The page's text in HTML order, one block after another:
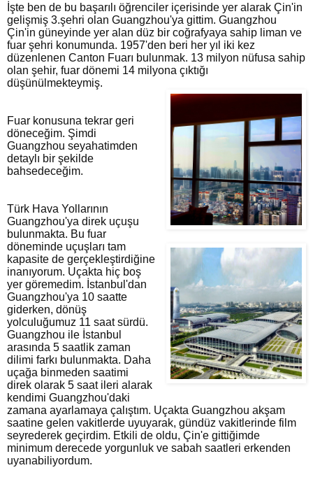
İşte ben de bu başarılı öğrenciler içerisinde yer alarak Çin'in
gelişmiş 3.şehri olan Guangzhou'ya gittim. Guangzhou
Çin'in güneyinde yer alan düz bir coğrafyaya sahip liman ve
fuar şehri konumunda. 1957'den beri her yıl iki kez
düzenlenen Canton Fuarı bulunmak. 13 milyon nüfusa sahip
olan şehir, fuar dönemi 14 milyona çıktığı
düşünülmekteymiş.
Fuar konusuna tekrar geri
döneceğim. Şimdi
Guangzhou seyahatimden
detaylı bir şekilde
bahsedeceğim.
Türk Hava Yollarının
Guangzhou'ya direk uçuşu
bulunmakta. Bu fuar
döneminde uçuşları tam
kapasite de gerçekleştirdiğine
inanıyorum. Uçakta hiç boş
yer göremedim. İstanbul'dan
Guangzhou'ya 10 saatte
giderken, dönüş
yolculuğumuz 11 saat sürdü.
Guangzhou ile İstanbul
arasında 5 saatlik zaman
dilimi farkı bulunmakta. Daha
uçağa binmeden saatimi
direk olarak 5 saat ileri alarak
kendimi Guangzhou'daki
zamana ayarlamaya çalıştım. Uçakta Guangzhou akşam
saatine gelen vakitlerde uyuyarak, gündüz vakitlerinde film
seyrederek geçirdim. Etkili de oldu, Çin'e gittiğimde
minimum derecede yorgunluk ve sabah saatleri erkenden
uyanabiliyordum.